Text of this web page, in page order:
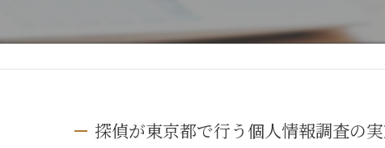
探偵が東京都で行う個人情報調査の